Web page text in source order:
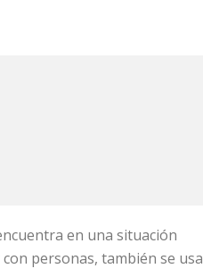
en una situación
personas, también se usa